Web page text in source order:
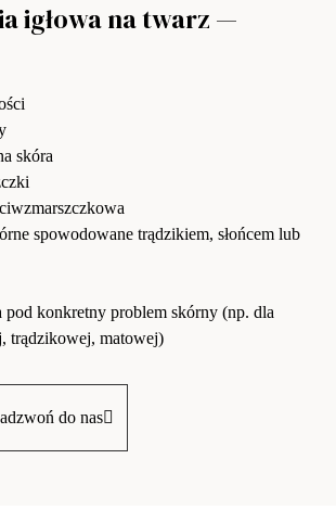
igłowa na twarz —
skóra
spowodowane trądzikiem, słońcem lub
pod konkretny problem skórny (np. dla
trądzikowej, matowej)
do nas